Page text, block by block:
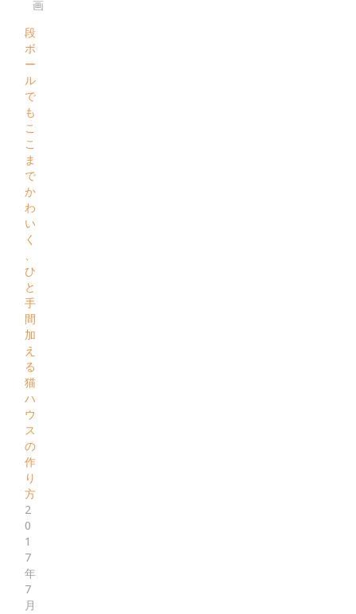
画
段
ボ
ー
ル
で
も
こ
こ
ま
で
か
わ
い
く
ひ
と
手
間
加
え
る
猫
ハ
ウ
ス
の
作
り
方
2
0
1
7
年
7
月